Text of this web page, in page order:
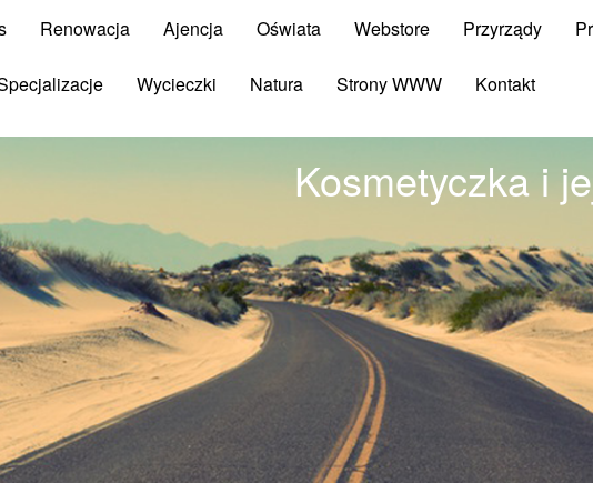
Renowacja Ajencja Oświata Webstore Przyrządy
Wycieczki Natura Strony WWW Kontakt
Kosmetyczka i